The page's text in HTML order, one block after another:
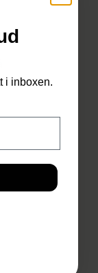
i
i inboxen.